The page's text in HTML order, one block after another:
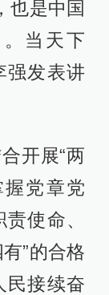
也是中国
当天下
强发表讲
开展“两
党章党
使命、
”的合格
民接续奋